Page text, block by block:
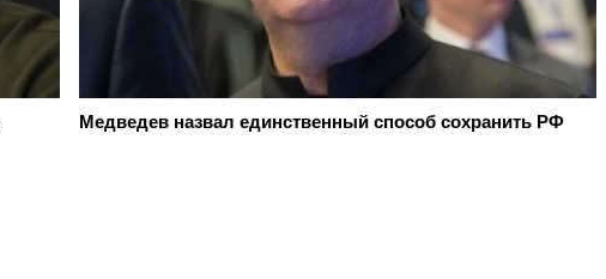
Медведев назвал единственный способ сохранить РФ